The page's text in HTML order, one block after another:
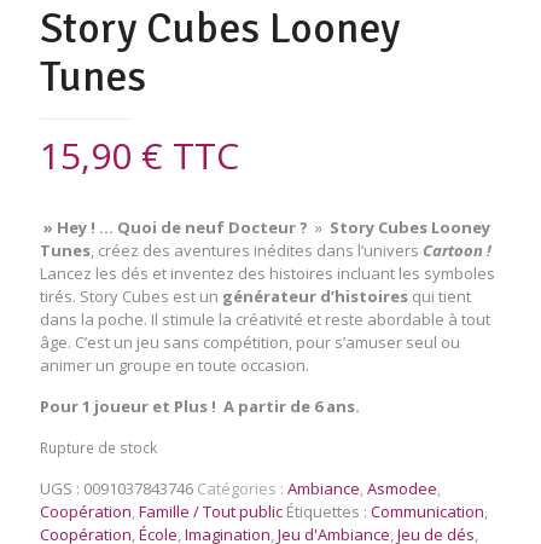
Story Cubes Looney
Tunes
15,90 € TTC
» Hey ! … Quoi de neuf Docteur ? » Story Cubes Looney
Tunes , créez des aventures inédites dans l’univers Cartoon !
Lancez les dés et inventez des histoires incluant les symboles
tirés. Story Cubes est un générateur d’histoires qui tient
dans la poche. Il stimule la créativité et reste abordable à tout
âge. C’est un jeu sans compétition, pour s’amuser seul ou
animer un groupe en toute occasion.
Pour 1 joueur et Plus ! A partir de 6 ans.
Rupture de stock
UGS : 0091037843746 Catégories : Ambiance Asmodee
Coopération Famille / Tout public Étiquettes : Communication
Coopération École Imagination Jeu d'Ambiance Jeu de dés